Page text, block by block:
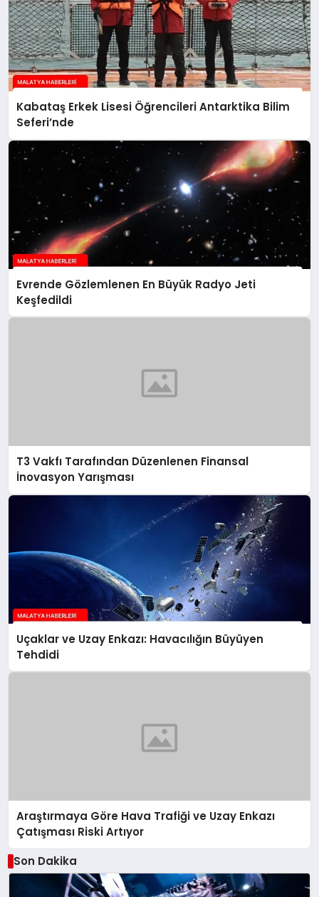
Kabataş Erkek Lisesi Öğrencileri Antarktika Bilim
Seferi’nde
Evrende Gözlemlenen En Büyük Radyo Jeti
Keşfedildi
T3 Vakfı Tarafından Düzenlenen Finansal
İnovasyon Yarışması
Uçaklar ve Uzay Enkazı: Havacılığın Büyüyen
Tehdidi
Araştırmaya Göre Hava Trafiği ve Uzay Enkazı
Çatışması Riski Artıyor
Son Dakika